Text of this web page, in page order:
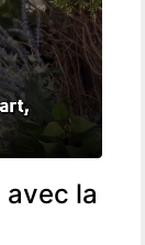
avec la